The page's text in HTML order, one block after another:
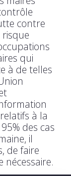
contre
risque
qui
à de telles
à la
des cas
il
de faire
nécessaire.